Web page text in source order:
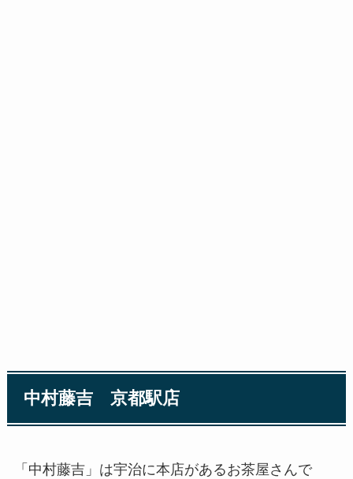
中村藤吉 京都駅店
「中村藤吉」は宇治に本店があるお茶屋さんで